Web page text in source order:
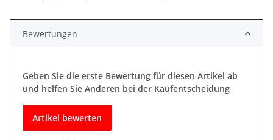
Bewertungen
Geben Sie die erste Bewertung für diesen Artikel ab
und helfen Sie Anderen bei der Kaufentscheidung
Artikel bewerten